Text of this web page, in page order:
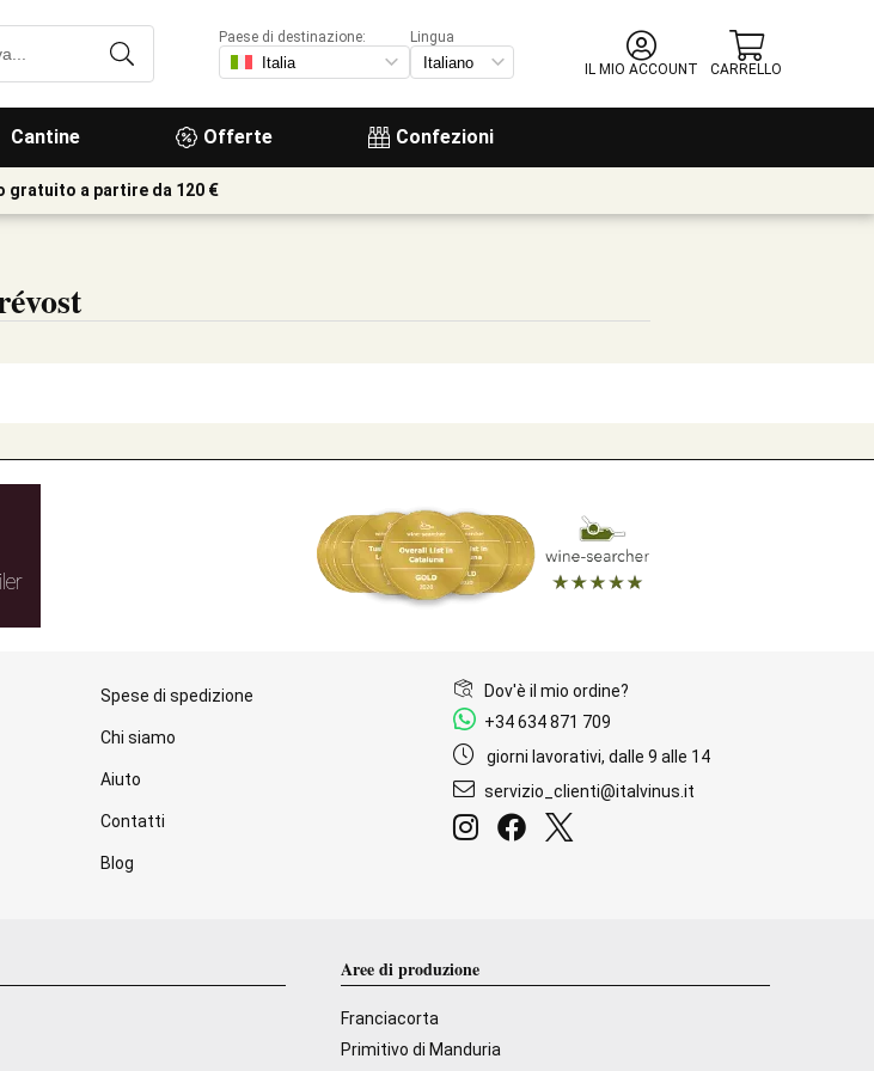
Cantine Offerte Confezioni
Paese di destinazione:
Lingua
IL MIO ACCOUNT
CARRELLO
gratuito a partire da 120 €
Spese di spedizione
Chi siamo
Aiuto
Contatti
Blog
Dov'è il mio ordine?
+34 634 871 709
giorni lavorativi, dalle 9 alle 14
servizio_clienti@italvinus.it
Aree di produzione
Franciacorta
Primitivo di Manduria